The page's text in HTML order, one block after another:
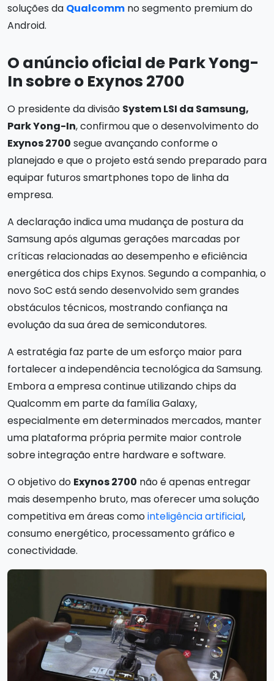
soluções da Qualcomm no segmento premium do
Android.
O anúncio oficial de Park Yong-
In sobre o Exynos 2700
O presidente da divisão System LSI da Samsung,
Park Yong-In, confirmou que o desenvolvimento do
Exynos 2700 segue avançando conforme o
planejado e que o projeto está sendo preparado para
equipar futuros smartphones topo de linha da
empresa.
A declaração indica uma mudança de postura da
Samsung após algumas gerações marcadas por
críticas relacionadas ao desempenho e eficiência
energética dos chips Exynos. Segundo a companhia, o
novo SoC está sendo desenvolvido sem grandes
obstáculos técnicos, mostrando confiança na
evolução da sua área de semicondutores.
A estratégia faz parte de um esforço maior para
fortalecer a independência tecnológica da Samsung.
Embora a empresa continue utilizando chips da
Qualcomm em parte da família Galaxy,
especialmente em determinados mercados, manter
uma plataforma própria permite maior controle
sobre integração entre hardware e software.
O objetivo do Exynos 2700 não é apenas entregar
mais desempenho bruto, mas oferecer uma solução
competitiva em áreas comointeligência artificial,
consumo energético, processamento gráfico e
conectividade.